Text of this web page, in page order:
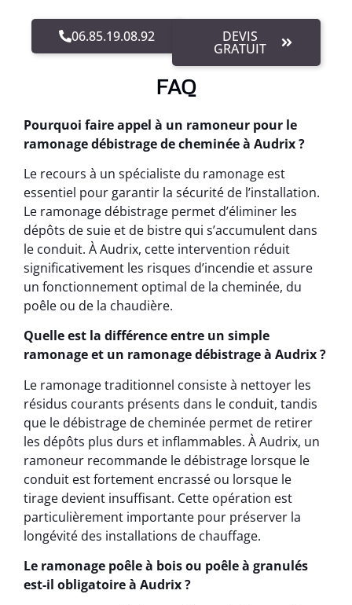
06.85.19.08.92 DEVIS
GRATUIT
FAQ
Pourquoi faire appel à un ramoneur pour le
ramonage débistrage de cheminée à Audrix ?
Le recours à un spécialiste du ramonage est
essentiel pour garantir la sécurité de l’installation.
Le ramonage débistrage permet d’éliminer les
dépôts de suie et de bistre qui s’accumulent dans
le conduit. À Audrix, cette intervention réduit
significativement les risques d’incendie et assure
un fonctionnement optimal de la cheminée, du
poêle ou de la chaudière.
Quelle est la différence entre un simple
ramonage et un ramonage débistrage à Audrix ?
Le ramonage traditionnel consiste à nettoyer les
résidus courants présents dans le conduit, tandis
que le débistrage de cheminée permet de retirer
les dépôts plus durs et inflammables. À Audrix, un
ramoneur recommande le débistrage lorsque le
conduit est fortement encrassé ou lorsque le
tirage devient insuffisant. Cette opération est
particulièrement importante pour préserver la
longévité des installations de chauffage.
Le ramonage poêle à bois ou poêle à granulés
est-il obligatoire à Audrix ?